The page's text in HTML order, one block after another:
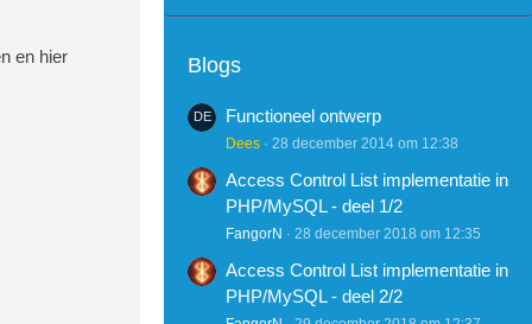
en hier
Blogs
Functioneel ontwerp
Dees 28 december 2014 om 12:38
Access Control List implementatie in
PHP/MySQL - deel 1/2
FangorN 28 december 2018 om 12:35
Access Control List implementatie in
PHP/MySQL - deel 2/2